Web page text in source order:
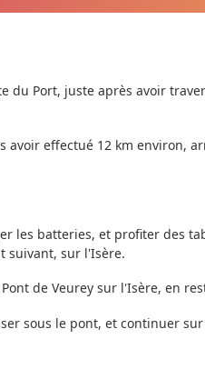
du Port, juste après avoir
avoir effectué 12 km environ,
les batteries, et profiter des
suivant, sur l'Isère.
de Veurey sur l'Isère, en
sous le pont, et continuer sur